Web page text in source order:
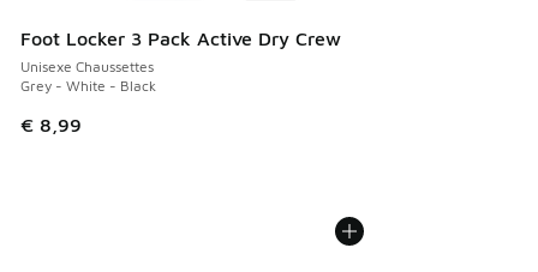
Foot Locker 3 Pack Active Dry Crew
Unisexe Chaussettes
Grey - White - Black
€ 8,99